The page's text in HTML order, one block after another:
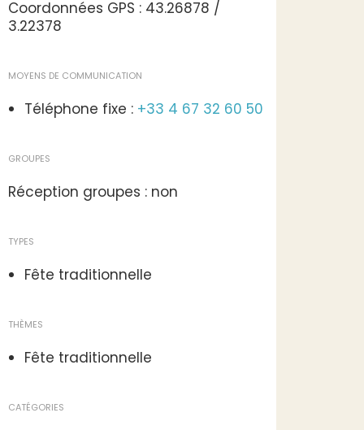
Coordonnées GPS : 43.26878 /
3.22378
MOYENS DE COMMUNICATION
Téléphone fixe : +33 4 67 32 60 50
GROUPES
Réception groupes : non
TYPES
Fête traditionnelle
THÈMES
Fête traditionnelle
CATÉGORIES